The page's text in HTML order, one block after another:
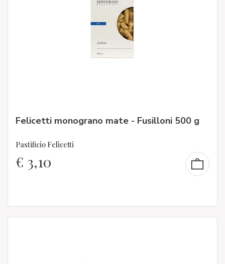
Felicetti monograno mate - Fusilloni 500 g
Pastificio Felicetti
€ 3,10